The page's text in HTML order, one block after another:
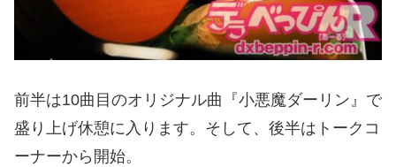
前半は10曲目のオリジナル曲『小悪魔ダーリン』で
盛り上げ休憩に入ります。そして、後半はトークコ
ーナーから開始。